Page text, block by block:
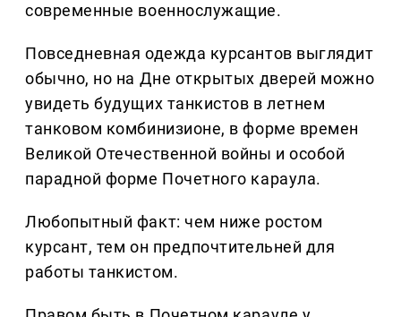
современные военнослужащие.
Повседневная одежда курсантов выглядит
обычно, но на Дне открытых дверей можно
увидеть будущих танкистов в летнем
танковом комбинизионе, в форме времен
Великой Отечественной войны и особой
парадной форме Почетного караула.
Любопытный факт: чем ниже ростом
курсант, тем он предпочтительней для
работы танкистом.